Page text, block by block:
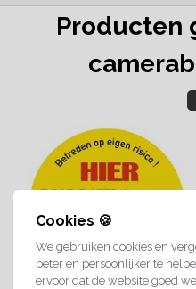
Cookies 🍪
We gebruiken cookies en
beter en persoonlijker te
ervoor dat de website goed
Producten